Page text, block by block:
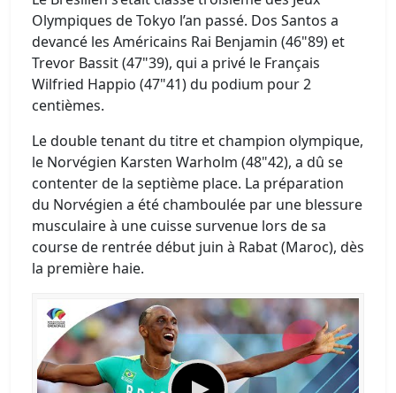
Olympiques de Tokyo l’an passé. Dos Santos a
devancé les Américains Rai Benjamin (46"89) et
Trevor Bassit (47"39), qui a privé le Français
Wilfried Happio (47"41) du podium pour 2
centièmes.
Le double tenant du titre et champion olympique,
le Norvégien Karsten Warholm (48"42), a dû se
contenter de la septième place. La préparation
du Norvégien a été chamboulée par une blessure
musculaire à une cuisse survenue lors de sa
course de rentrée début juin à Rabat (Maroc), dès
la première haie.